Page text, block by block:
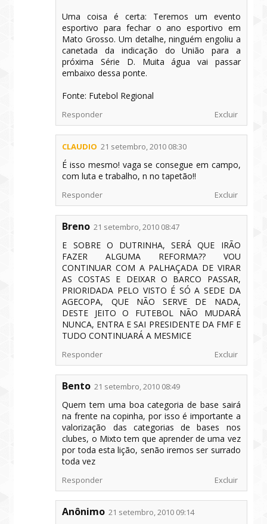
Uma coisa é certa: Teremos um evento
esportivo para fechar o ano esportivo em
Mato Grosso. Um detalhe, ninguém engoliu a
canetada da indicação do União para a
próxima Série D. Muita água vai passar
embaixo dessa ponte.
Fonte: Futebol Regional
Responder Excluir
CLAUDIO 21 setembro, 2010 08:30
É isso mesmo! vaga se consegue em campo,
com luta e trabalho, n no tapetão!!
Responder Excluir
Breno 21 setembro, 2010 08:47
E SOBRE O DUTRINHA, SERÁ QUE IRÃO
FAZER ALGUMA REFORMA?? VOU
CONTINUAR COM A PALHAÇADA DE VIRAR
AS COSTAS E DEIXAR O BARCO PASSAR,
PRIORIDADA PELO VISTO É SÓ A SEDE DA
AGECOPA, QUE NÃO SERVE DE NADA,
DESTE JEITO O FUTEBOL NÃO MUDARÁ
NUNCA, ENTRA E SAI PRESIDENTE DA FMF E
TUDO CONTINUARÁ A MESMICE
Responder Excluir
Bento 21 setembro, 2010 08:49
Quem tem uma boa categoria de base sairá
na frente na copinha, por isso é importante a
valorização das categorias de bases nos
clubes, o Mixto tem que aprender de uma vez
por toda esta lição, senão iremos ser surrado
toda vez
Responder Excluir
Anônimo 21 setembro, 2010 09:14